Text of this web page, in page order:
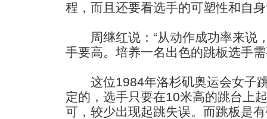
程，而且还要看选手的可塑性和自
周继红说：“从动作成功率来说
手要高。培养一名出色的跳板选手
这位1984年洛杉矶奥运会女子跳
定的，选手只要在10米高的跳台上
可，较少出现起跳失误。而跳板是